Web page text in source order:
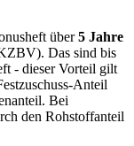
über5 Jahre
Das sind bis
- dieser Vorteil gilt
Anteil
Bei
den Rohstoffanteil